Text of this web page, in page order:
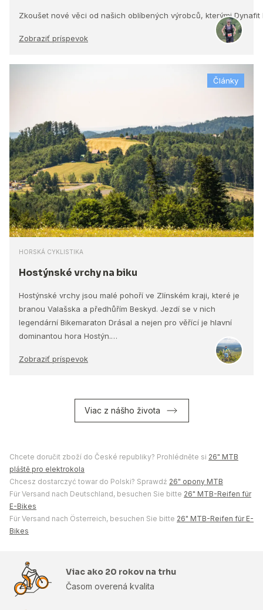
Zkoušet nové věci od našich oblíbených výrobců, kterými
Zobraziť príspevok
Články
HORSKÁ CYKLISTIKA
Hostýnské vrchy na biku
Hostýnské vrchy jsou malé pohoří ve Zlínském kraji, které je
branou Valašska a předhůřím Beskyd. Jezdí se v nich
legendární Bikemaraton Drásal a nejen pro věřící je hlavní
dominantou hora Hostýn.…
Zobraziť príspevok
Viac z nášho života
Chcete doručit zboží do České republiky? Prohlédněte si 26" MTB
pláště pro elektrokola
Chcesz dostarczyć towar do Polski? Sprawdź 26" opony MTB
Für Versand nach Deutschland, besuchen Sie bitte 26" MTB-Reifen für
E-Bikes
Für Versand nach Österreich, besuchen Sie bitte 26" MTB-Reifen für E-
Bikes
Viac ako 20 rokov na trhu
Časom overená kvalita